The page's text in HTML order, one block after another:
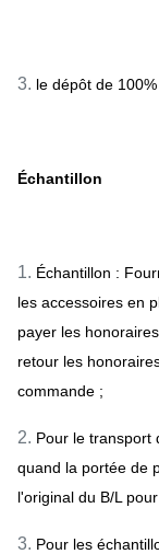
3. le dépôt de
Échantillon
1. Échantillon :
les accessoires en
payer les
retour les
commande ;
2. Pour le transport
quand la portée de
l'original du B/L
3. Pour les